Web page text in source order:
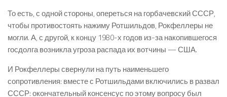
То есть, с одной стороны, опереться на горбачевский СССР,
чтобы противостоять нажиму Ротшильдов, Рокфеллеры не
могли. А, с другой, к концу 1980-х годов из-за накопившегося
госдолга возникла угроза распада их вотчины — США.
И Рокфеллеры свернули на путь наименьшего
сопротивления: вместе с Ротшильдами включились в развал
СССР: окончательный консенсус по этому вопросу был